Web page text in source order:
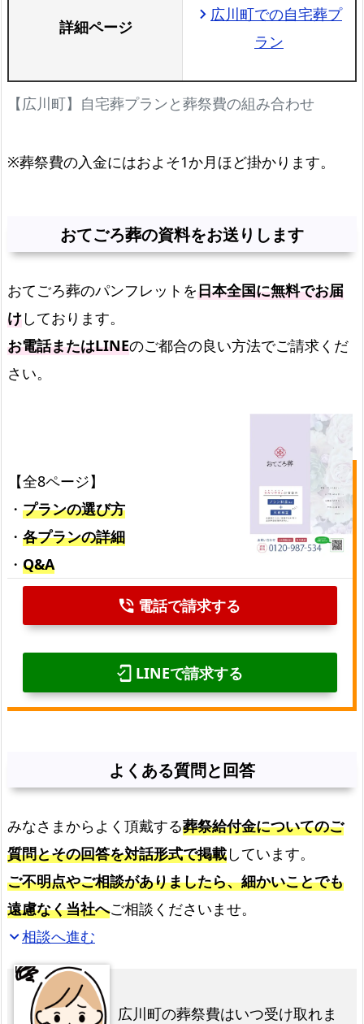
【広川町】自宅葬プランと葬祭費の組み合わせ
詳細ページ
chevron_right広川町での自宅葬プ
ラン
※葬祭費の入金にはおよそ1か月ほど掛かります。
おてごろ葬の資料をお送りします
おてごろ葬のパンフレットを日本全国に無料でお届
けしております。
お電話またはLINEのご都合の良い方法でご請求くだ
さい。
【全8ページ】
・ プランの選び方
・ 各プランの詳細
・ Q&A
phone_in_talk 電話で請求する
mobile_friendly LINEで請求する
よくある質問と回答
みなさまからよく頂戴する葬祭給付金についてのご
質問とその回答を対話形式で掲載しています。
ご不明点やご相談がありましたら、細かいことでも
遠慮なく当社へご相談くださいませ。
expand_more相談へ進む
広川町の葬祭費はいつ受け取れま